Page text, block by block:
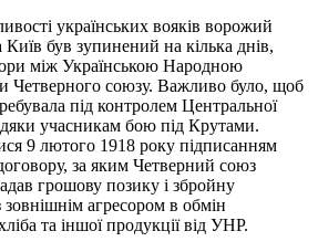
українських вояків ворожий
був зупинений на кілька днів,
між Українською Народною
Четверного союзу. Важливо було, щоб
під контролем Центральної
учасникам бою під Крутами.
9 лютого 1918 року підписанням
за яким Четверний союз
грошову позику і збройну
зовнішнім агресором в обмін
та іншої продукції від УНР.